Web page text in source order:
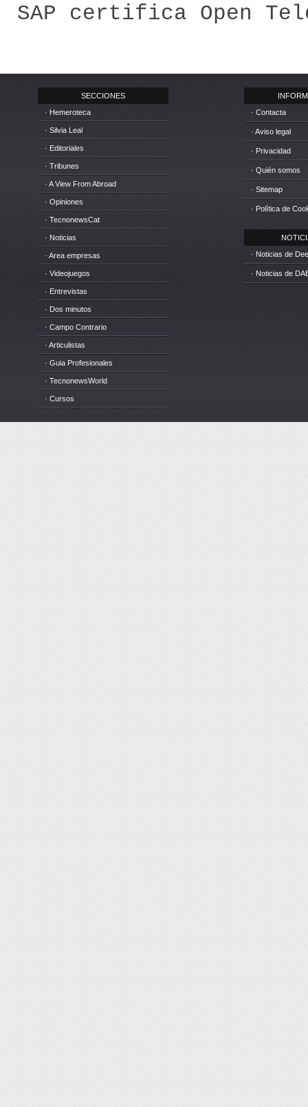
SAP certifica Open
SECCIONES
· Hemeroteca
· Silvia Leal
· Editoriales
· Tribunes
· A View From Abroad
· Opiniones
· TecnonewsCat
· Noticias
· Area empresas
· Videojuegos
· Entrevistas
· Dos minutos
· Campo Contrario
· Articulistas
· Guia Profesionales
· TecnonewsWorld
· Cursos
· Contacta
· Aviso legal
· Privacidad
· Quién somos
· Sitemap
· Política de
· Noticias de
· Noticias de